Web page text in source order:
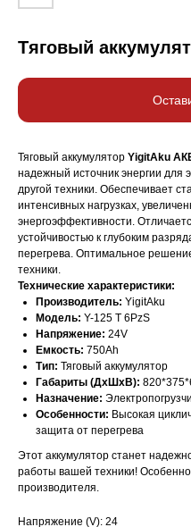
Тяговый
Тяговый аккумулятор YigitAku
надежный источник энергии для
другой техники. Обеспечивает
интенсивных нагрузках,
энергоэффективности.
устойчивостью к глубоким
перегрева. Оптимальное
техники.
Технические характеристики:
Производитель: YigitAku
Модель: Y-125 T 6PzS
Напряжение: 24V
Емкость: 750Ah
Тип: Тяговый аккумулятор
Габариты (ДхШхВ):
Назначение:
Особенности: Высокая
защита от перегрева
Этот аккумулятор станет
работы вашей техники!
производителя.
Напряжение (V): 24
ОСТАЛИСЬ
ВОПРОСЫ?
Отправьте заявку и мы
вами для уточнения